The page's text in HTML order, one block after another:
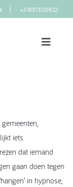
+31851305922
iets
dat iemand
gaan doen tegen
in hypnose,